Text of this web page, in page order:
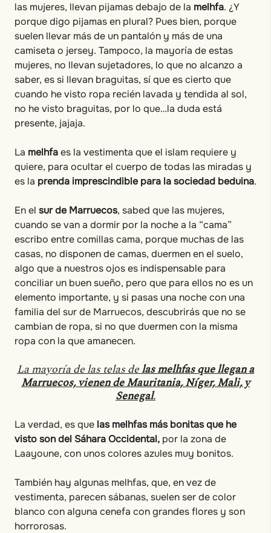
las mujeres, llevan pijamas debajo de la melhfa. ¿Y
porque digo pijamas en plural? Pues bien, porque
suelen llevar más de un pantalón y más de una
camiseta o jersey. Tampoco, la mayoría de estas
mujeres, no llevan sujetadores, lo que no alcanzo a
saber, es si llevan braguitas, sí que es cierto que
cuando he visto ropa recién lavada y tendida al sol,
no he visto braguitas, por lo que…la duda está
presente, jajaja.
La melhfaes la vestimenta que el islam requiere y
quiere, para ocultar el cuerpo de todas las miradas y
es la prenda imprescindible para la sociedad beduina.
En el sur de Marruecos, sabed que las mujeres,
cuando se van a dormir por la noche a la “cama”
escribo entre comillas cama, porque muchas de las
casas, no disponen de camas, duermen en el suelo,
algo que a nuestros ojos es indispensable para
conciliar un buen sueño, pero que para ellos no es un
elemento importante, y si pasas una noche con una
familia del sur de Marruecos, descubrirás que no se
cambian de ropa, si no que duermen con la misma
ropa con la que amanecen.
La mayoría de las telas delas melhfas que llegan a
Marruecos, vienen de Mauritania, Níger, Mali, y
Senegal.
La verdad, es que las melhfas más bonitas que he
visto son del Sáhara Occidental, por la zona de
Laayoune, con unos colores azules muy bonitos.
También hay algunas melhfas, que, en vez de
vestimenta, parecen sábanas, suelen ser de color
blanco con alguna cenefa con grandes flores y son
horrorosas.